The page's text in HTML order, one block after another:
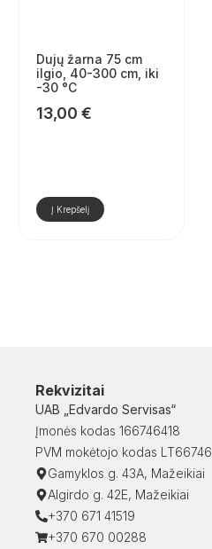
Dujų žarna 75 cm
ilgio, 40-300 cm, iki
-30 °C
13,00 €
Į Krepšelį
Rekvizitai
UAB „Edvardo Servisas“
Įmonės kodas 166746418
PVM mokėtojo kodas
Gamyklos g. 43A, Mažeikiai
Algirdo g. 42E, Mažeikiai
+370 671 41519
+370 670 00288